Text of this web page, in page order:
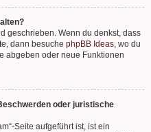
geschrieben. Wenn du denkst, dass
dann besuche phpBB Ideas, wo du
abgeben oder neue Funktionen
oder juristische
Seite aufgeführt ist, ist ein